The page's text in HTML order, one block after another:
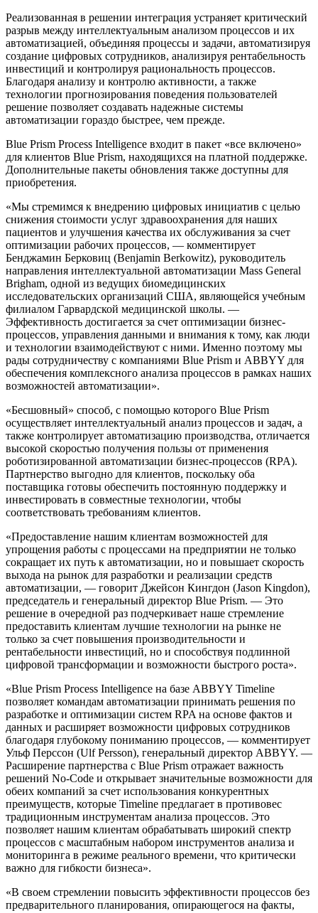
Реализованная в решении интеграция устраняет критический
разрыв между интеллектуальным анализом процессов и их
автоматизацией, объединяя процессы и задачи, автоматизируя
создание цифровых сотрудников, анализируя рентабельность
инвестиций и контролируя рациональность процессов.
Благодаря анализу и контролю активности, а также
технологии прогнозирования поведения пользователей
решение позволяет создавать надежные системы
автоматизации гораздо быстрее, чем прежде.
Blue Prism Process Intelligence входит в пакет «все включено»
для клиентов Blue Prism, находящихся на платной поддержке.
Дополнительные пакеты обновления также доступны для
приобретения.
«Мы стремимся к внедрению цифровых инициатив с целью
снижения стоимости услуг здравоохранения для наших
пациентов и улучшения качества их обслуживания за счет
оптимизации рабочих процессов, — комментирует
Бенджамин Берковиц (Benjamin Berkowitz), руководитель
направления интеллектуальной автоматизации Mass General
Brigham, одной из ведущих биомедицинских
исследовательских организаций США, являющейся учебным
филиалом Гарвардской медицинской школы. —
Эффективность достигается за счет оптимизации бизнес-
процессов, управления данными и внимания к тому, как люди
и технологии взаимодействуют с ними. Именно поэтому мы
рады сотрудничеству с компаниями Blue Prism и ABBYY для
обеспечения комплексного анализа процессов в рамках наших
возможностей автоматизации».
«Бесшовный» способ, с помощью которого Blue Prism
осуществляет интеллектуальный анализ процессов и задач, а
также контролирует автоматизацию производства, отличается
высокой скоростью получения пользы от применения
роботизированной автоматизации бизнес-процессов (RPA).
Партнерство выгодно для клиентов, поскольку оба
поставщика готовы обеспечить постоянную поддержку и
инвестировать в совместные технологии, чтобы
соответствовать требованиям клиентов.
«Предоставление нашим клиентам возможностей для
упрощения работы с процессами на предприятии не только
сокращает их путь к автоматизации, но и повышает скорость
выхода на рынок для разработки и реализации средств
автоматизации, — говорит Джейсон Кингдон (Jason Kingdon),
председатель и генеральный директор Blue Prism. — Это
решение в очередной раз подчеркивает наше стремление
предоставить клиентам лучшие технологии на рынке не
только за счет повышения производительности и
рентабельности инвестиций, но и способствуя подлинной
цифровой трансформации и возможности быстрого роста».
«Blue Prism Process Intelligence на базе ABBYY Timeline
позволяет командам автоматизации принимать решения по
разработке и оптимизации систем RPA на основе фактов и
данных и расширяет возможности цифровых сотрудников
благодаря глубокому пониманию процессов, — комментирует
Ульф Перссон (Ulf Persson), генеральный директор ABBYY. —
Расширение партнерства с Blue Prism отражает важность
решений No-Code и открывает значительные возможности для
обеих компаний за счет использования конкурентных
преимуществ, которые Timeline предлагает в противовес
традиционным инструментам анализа процессов. Это
позволяет нашим клиентам обрабатывать широкий спектр
процессов с масштабным набором инструментов анализа и
мониторинга в режиме реального времени, что критически
важно для гибкости бизнеса».
«В своем стремлении повысить эффективности процессов без
предварительного планирования, опирающегося на факты,